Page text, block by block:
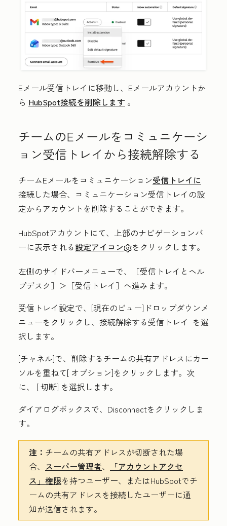
Eメール受信トレイに移動し、Eメールアカウントか
ら HubSpot接続を削除します 。
チームのEメールをコミュニケーシ
ョン受信トレイから接続解除する
チームEメールをコミュニケーション受信トレイに
接続した場合、コミュニケーション受信トレイの設
定からアカウントを削除することができます。
HubSpotアカウントにて、上部のナビゲーションバ
ーに表示される設定アイコン
をクリックします。
左側のサイドバーメニューで、［受信トレイとヘル
プデスク］ ＞［受信トレイ］ へ進みます。
受信トレイ設定で、[現在のビュー]ドロップダウンメ
ニューをクリックし、接続解除する受信トレイ を選
択します。
[チャネル]で、削除するチームの共有アドレス にカー
ソルを重ねて[ オプション]をクリックします。次
に、 [切断] を選択します。
ダイアログボックスで、 Disconnectをクリックしま
す。
注： チームの共有アドレスが切断された場
合、 スーパー管理者、
「アカウントアクセ
ス」 権限を持つユーザー、またはHubSpotでチ
ームの共有アドレスを接続したユーザーに通
知が送信されます。